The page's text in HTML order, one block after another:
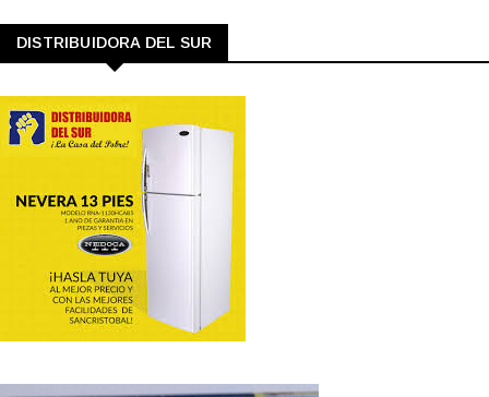
DISTRIBUIDORA DEL SUR